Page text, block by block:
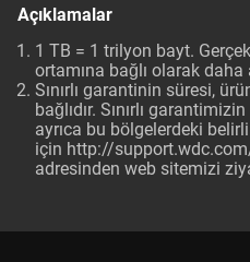
Açıklamalar
1 TB = 1 trilyon bayt.
ortamına bağlı olarak daha
Sınırlı garantinin süresi,
bağlıdır. Sınırlı
ayrıca bu bölgelerdeki
için http://
adresinden web sitemizi